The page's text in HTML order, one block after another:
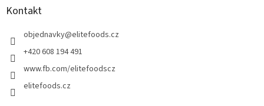
Kontakt
objednavky@elitefoods.cz
+420 608 194 491
www.fb.com/elitefoodscz
elitefoods.cz